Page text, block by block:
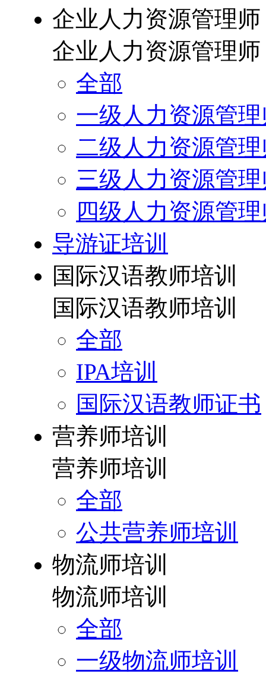
企业人力资源管理师
企业人力资源管理师
全部
一级人力资源管
二级人力资源管
三级人力资源管
四级人力资源管
导游证培训
国际汉语教师培训
国际汉语教师培训
全部
IPA培训
国际汉语教师证书
营养师培训
营养师培训
全部
公共营养师培训
物流师培训
物流师培训
全部
一级物流师培训